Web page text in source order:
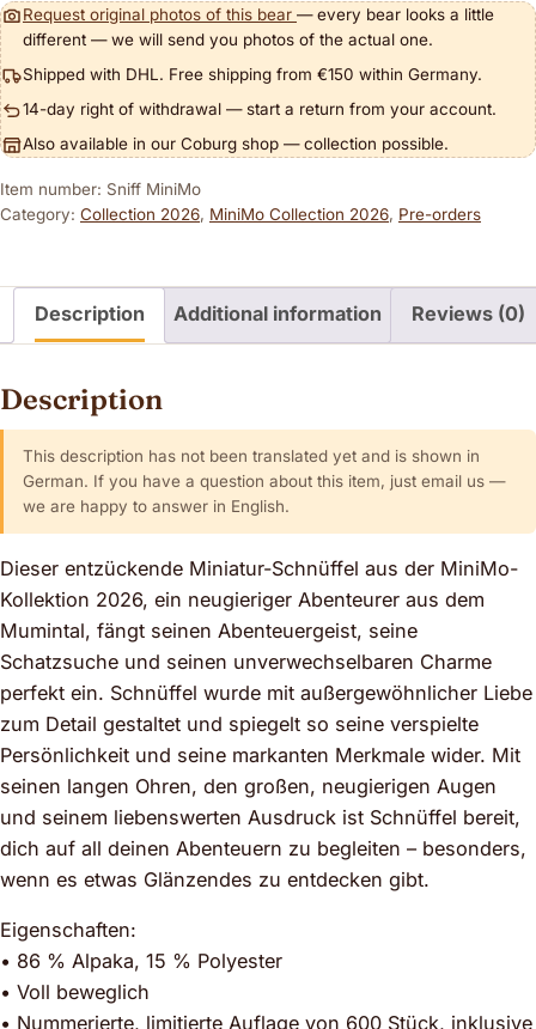
Request original photos of this bear — every bear looks a little
different — we will send you photos of the actual one.
Shipped with DHL. Free shipping from €150 within Germany.
14-day right of withdrawal — start a return from your account.
Also available in our Coburg shop — collection possible.
Item number: Sniff MiniMo
Category: Collection 2026, MiniMo Collection 2026, Pre-orders
Description Additional information Reviews (0)
Description
This description has not been translated yet and is shown in
German. If you have a question about this item, just email us —
we are happy to answer in English.
Dieser entzückende Miniatur-Schnüffel aus der MiniMo-
Kollektion 2026, ein neugieriger Abenteurer aus dem
Mumintal, fängt seinen Abenteuergeist, seine
Schatzsuche und seinen unverwechselbaren Charme
perfekt ein. Schnüffel wurde mit außergewöhnlicher Liebe
zum Detail gestaltet und spiegelt so seine verspielte
Persönlichkeit und seine markanten Merkmale wider. Mit
seinen langen Ohren, den großen, neugierigen Augen
und seinem liebenswerten Ausdruck ist Schnüffel bereit,
dich auf all deinen Abenteuern zu begleiten – besonders,
wenn es etwas Glänzendes zu entdecken gibt.
Eigenschaften:
• 86 % Alpaka, 15 % Polyester
• Voll beweglich
• Nummerierte, limitierte Auflage von 600 Stück, inklusive